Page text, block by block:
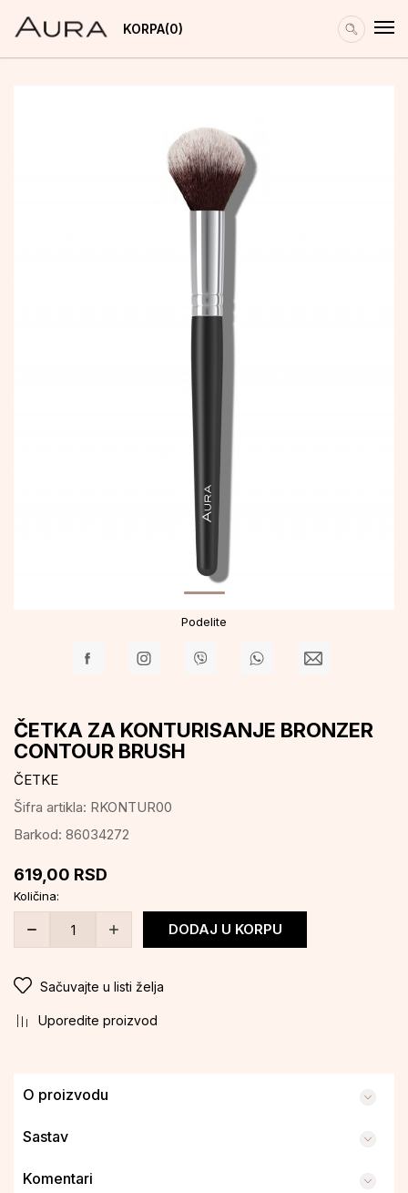
KORPA 0
Podelite
ČETKA ZA KONTURISANJE BRONZER
CONTOUR BRUSH
ČETKE
Šifra artikla: RKONTUR00
Barkod: 86034272
619,00 RSD
Količina:
DODAJ U KORPU
Sačuvajte u listi želja
Uporedite proizvod
O proizvodu
Sastav
Komentari